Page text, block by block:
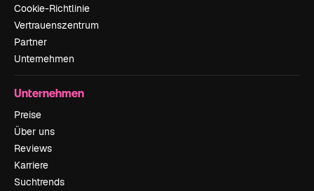
Cookie-Richtlinie
Vertrauenszentrum
Partner
Unternehmen
Unternehmen
Preise
Über uns
Reviews
Karriere
Suchtrends